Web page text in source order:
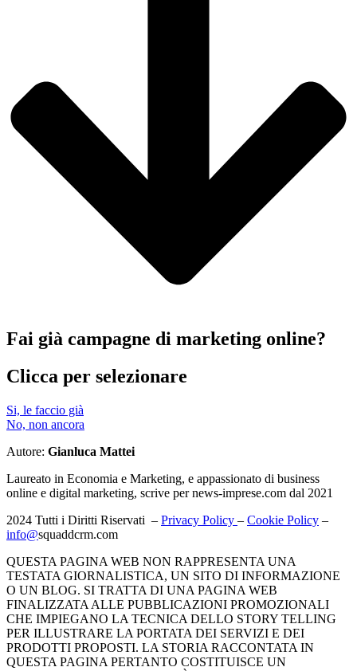
Fai già campagne di marketing online?
Clicca per selezionare
Si, le faccio già
No, non ancora
Autore: Gianluca Mattei
Laureato in Economia e Marketing, e appassionato di business
online e digital marketing, scrive per news-imprese.com dal 2021
2024 Tutti i Diritti Riservati – Privacy Policy – Cookie Policy –
info@squaddcrm.com
QUESTA PAGINA WEB NON RAPPRESENTA UNA
TESTATA GIORNALISTICA, UN SITO DI INFORMAZIONE
O UN BLOG. SI TRATTA DI UNA PAGINA WEB
FINALIZZATA ALLE PUBBLICAZIONI PROMOZIONALI
CHE IMPIEGANO LA TECNICA DELLO STORY TELLING
PER ILLUSTRARE LA PORTATA DEI SERVIZI E DEI
PRODOTTI PROPOSTI. LA STORIA RACCONTATA IN
QUESTA PAGINA PERTANTO COSTITUISCE UN